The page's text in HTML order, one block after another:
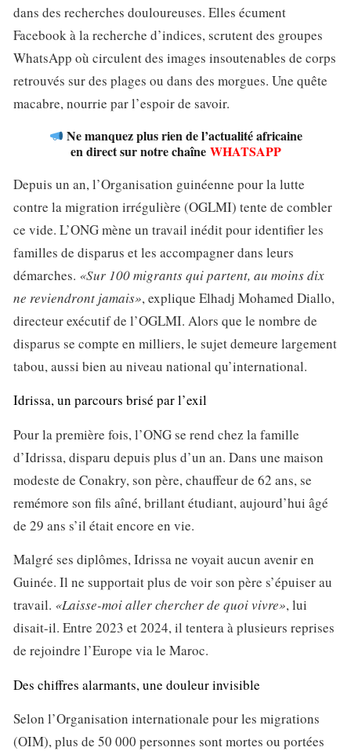
dans des recherches douloureuses. Elles écument
Facebook à la recherche d’indices, scrutent des groupes
WhatsApp où circulent des images insoutenables de corps
retrouvés sur des plages ou dans des morgues. Une quête
macabre, nourrie par l’espoir de savoir.
Ne manquez plus rien de l’actualité africaine
en direct sur notre chaîne WHATSAPP
Depuis un an, l’Organisation guinéenne pour la lutte
contre la migration irrégulière (OGLMI) tente de combler
ce vide. L’ONG mène un travail inédit pour identifier les
familles de disparus et les accompagner dans leurs
démarches. «Sur 100 migrants qui partent, au moins dix
ne reviendront jamais», explique Elhadj Mohamed Diallo,
directeur exécutif de l’OGLMI. Alors que le nombre de
disparus se compte en milliers, le sujet demeure largement
tabou, aussi bien au niveau national qu’international.
Idrissa, un parcours brisé par l’exil
Pour la première fois, l’ONG se rend chez la famille
d’Idrissa, disparu depuis plus d’un an. Dans une maison
modeste de Conakry, son père, chauffeur de 62 ans, se
remémore son fils aîné, brillant étudiant, aujourd’hui âgé
de 29 ans s’il était encore en vie.
Malgré ses diplômes, Idrissa ne voyait aucun avenir en
Guinée. Il ne supportait plus de voir son père s’épuiser au
travail. «Laisse-moi aller chercher de quoi vivre», lui
disait-il. Entre 2023 et 2024, il tentera à plusieurs reprises
de rejoindre l’Europe via le Maroc.
Des chiffres alarmants, une douleur invisible
Selon l’Organisation internationale pour les migrations
(OIM), plus de 50 000 personnes sont mortes ou portées